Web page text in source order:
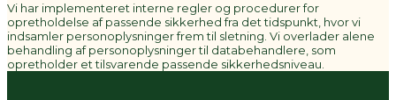
Vi har implementeret interne regler og procedurer for
opretholdelse af passende sikkerhed fra det tidspunkt, hvor vi
indsamler personoplysninger frem til sletning. Vi overlader alene
behandling af personoplysninger til databehandlere, som
opretholder et tilsvarende passende sikkerhedsniveau.